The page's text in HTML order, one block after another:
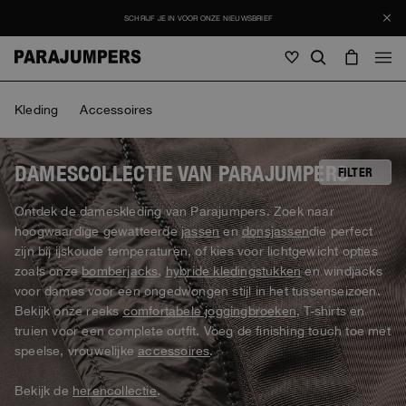
Mannen
Bekijk alle
Jasjes
Donsjassen
Hybrids
Bomberjacken
Tricot
Bekijk alle
Tassen en rugzakken
Petten
Masterpiece
Icons
Invisible Cities
Everyday Wear
Vrouwen
Bekijk alle
Jasjes
Donsjassen
Bekijk alle
Tassen en rugzakken
Masterpiece
Jong
Promoties
Bekijk alle
Journal
Stories
SCHRIJF JE IN VOOR ONZE NIEUWSBRIEF
Mannen Vrouwen Jong
Kleding Accessoires
FILTER
DAMESCOLLECTIE VAN PARAJUMPERS
Ontdek de dameskleding van Parajumpers. Zoek naar
hoogwaardige gewatteerdejassenendonsjassendie perfect
zijn bij ijskoude temperaturen, of kies voor lichtgewicht opties
zoals onzebomberjacks, hybride kledingstukkenen windjacks
voor dames voor een ongedwongen stijl in het tussenseizoen.
Bekijk onze reekscomfortabele joggingbroeken, T-shirts en
truien voor een complete outfit. Voeg de finishing touch toe met
speelse, vrouwelijkeaccessoires.
Bekijk de herencollectie.